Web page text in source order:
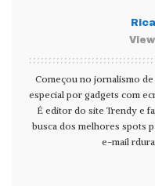
Começou no jornalismo
especial por gadgets com
É editor do site Trendy e
busca dos melhores spots
e-mail